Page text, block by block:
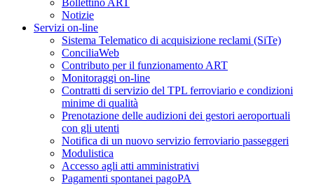
Bollettino ART
Notizie
Servizi on-line
Sistema Telematico di acquisizione reclami (SiTe)
ConciliaWeb
Contributo per il funzionamento ART
Monitoraggi on-line
Contratti di servizio del TPL ferroviario e condizioni
minime di qualità
Prenotazione delle audizioni dei gestori aeroportuali
con gli utenti
Notifica di un nuovo servizio ferroviario passeggeri
Modulistica
Accesso agli atti amministrativi
Pagamenti spontanei pagoPA